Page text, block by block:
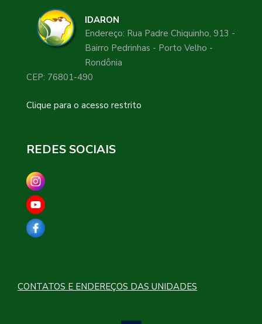
IDARON
Endereço: Rua Padre Chiquinho, 913 -
Bairro Pedrinhas - Porto Velho -
Rondônia
CEP: 76801-490
Clique para o acesso restrito
REDES SOCIAIS
CONTATOS E ENDEREÇOS DAS UNIDADES